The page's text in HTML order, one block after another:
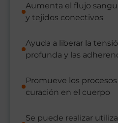
Aumenta el flujo
y tejidos conectivos
Ayuda a liberar la
profunda y las
Promueve los
curación en el cuerpo
Se puede realizar